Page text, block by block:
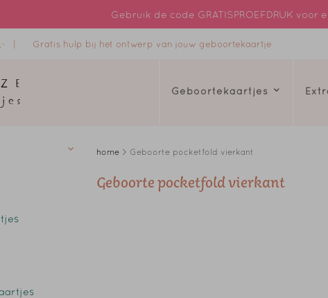
Gebruik de code GRATISPROEFDRUK
| Gratis hulp bij het ontwerp van jouw geboortekaartje
Geboortekaartjes
home > Geboorte pocketfold vierkant
Geboorte pocketfold vierkant